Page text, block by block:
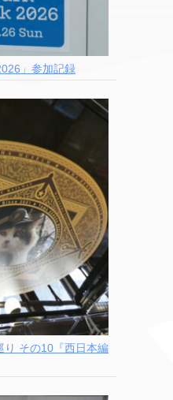
」参加記録
り その10『西日本編